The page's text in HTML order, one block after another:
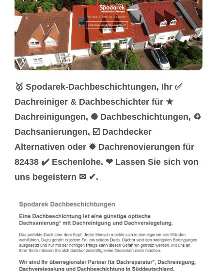
🥇 Spodarek-Dachbeschichtungen, Ihr ✅
Dachreiniger & Dachbeschichter für ★
Dachreinigungen, ✺ Dachbeschichtungen, ♻
Dachsanierungen, ☑️ Dachdecker
Alternativen oder ✹ Dachrenovierungen für
82438 ✔️ Eschenlohe. ❤ Lassen Sie sich von
uns begeistern ✉ ✔.